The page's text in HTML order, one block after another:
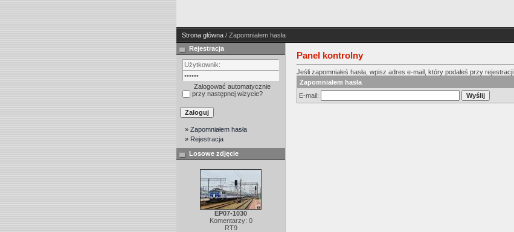
Strona główna / Zapomniałem hasła
Rejestracja
Zalogować automatycznie
przy następnej wizycie?
» Zapomniałem hasła
» Rejestracja
Losowe zdjęcie
EP07-1030
Komentarzy: 0
RT9
Panel kontrolny
Jeśli zapomniałeś hasła, wpisz adres e-mail, który podałeś przy rejestracji.
Zapomniałem hasła
E-mail: